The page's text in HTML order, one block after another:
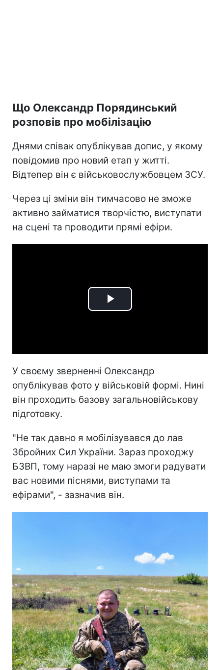
Що Олександр Порядинський
розповів про мобілізацію
Днями співак опублікував допис, у якому
повідомив про новий етап у житті.
Відтепер він є військовослужбовцем ЗСУ.
Через ці зміни він тимчасово не зможе
активно займатися творчістю, виступати
на сцені та проводити прямі ефіри.
Play
У своєму зверненні Олександр
опублікував фото у військовій формі. Нині
він проходить базову загальновійськову
підготовку.
"Не так давно я мобілізувався до лав
Збройних Сил України. Зараз проходжу
БЗВП, тому наразі не маю змоги радувати
вас новими піснями, виступами та
ефірами", - зазначив він.